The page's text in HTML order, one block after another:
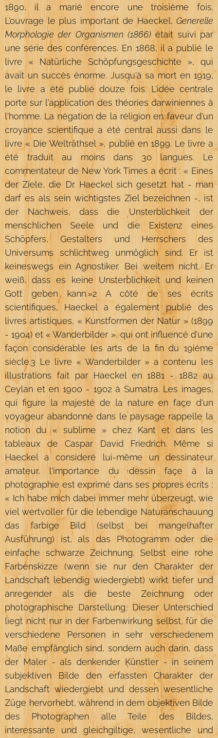
1890, il a marié encore une troisième fois.
L'ouvrage le plus important de Haeckel,Generelle
Morphologie der Organismen (1866) était suivi par
une série des conférences. En 1868, il a publié le
livre « Natürliche Schöpfungsgeschichte », qui
avait un succès énorme. Jusqu'à sa mort en 1919,
le livre a été publié douze fois. L'idée centrale
porte sur l'application des théories darwiniennes à
l'homme. La négation de la réligion en faveur d'un
croyance scientifique a été central aussi dans le
livre « Die Welträthsel », publié en 1899. Le livre a
été traduit au moins dans 30 langues. Le
commentateur de New York Times a écrit : « Eines
der Ziele, die Dr. Haeckel sich gesetzt hat - man
darf es als sein wichtigstes Ziel bezeichnen -, ist
der Nachweis, dass die Unsterblichkeit der
menschlichen Seele und die Existenz eines
Schöpfers, Gestalters und Herrschers des
Universums schlichtweg unmöglich sind. Er ist
keineswegs ein Agnostiker. Bei weitem nicht. Er
weiß, dass es keine Unsterblichkeit und keinen
Gott geben kann.»2 A côté de ses écrits
scientifiques, Haeckel a également publié des
livres artistiques, « Kunstformen der Natur » (1899
- 1904) et « Wanderbilder », qui ont influencé d'une
façon considérable les arts de la fin du 19ième
siècle.3 Le livre « Wanderbilder » a contenu les
illustrations fait par Haeckel en 1881 - 1882 au
Ceylan et en 1900 - 1902 à Sumatra. Les images,
qui figure la majesté de la nature en façe d'un
voyageur abandonné dans le paysage rappelle la
notion du « sublime » chez Kant et dans les
tableaux de Caspar David Friedrich. Même si
Haeckel a consideré lui-même un dessinateur
amateur, l'importance du dessin façe à la
photographie est exprimé dans ses propres écrits :
« Ich habe mich dabei immer mehr überzeugt, wie
viel wertvoller für die lebendige Naturanschauung
das farbige Bild (selbst bei mangelhafter
Ausführung) ist, als das Photogramm oder die
einfache schwarze Zeichnung. Selbst eine rohe
Farbenskizze (wenn sie nur den Charakter der
Landschaft lebendig wiedergiebt) wirkt tiefer und
anregender als die beste Zeichnung oder
photographische Darstellung. Dieser Unterschied
liegt nicht nur in der Farbenwirkung selbst, für die
verschiedene Personen in sehr verschiedenem
Maße empfänglich sind, sondern auch darin, dass
der Maler - als denkender Künstler - in seinem
subjektiven Bilde den erfassten Charakter der
Landschaft wiedergiebt und dessen wesentliche
Züge hervorhebt, während in dem objektiven Bilde
des Photographen alle Teile des Bildes,
interessante und gleichgiltige, wesentliche und